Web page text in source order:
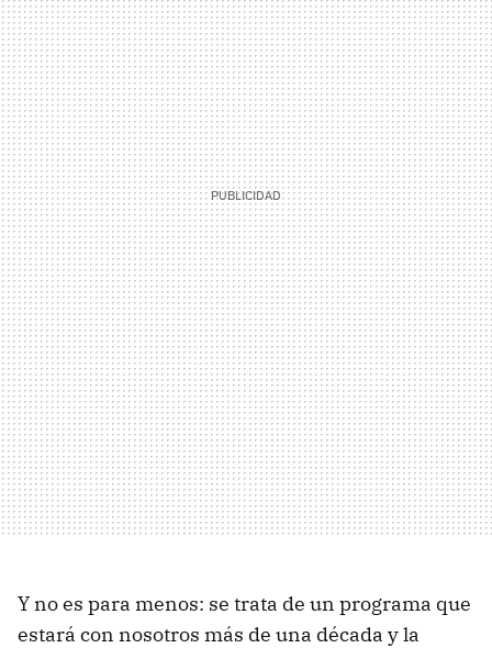
Y no es para menos: se trata de un programa que
estará con nosotros más de una década y la